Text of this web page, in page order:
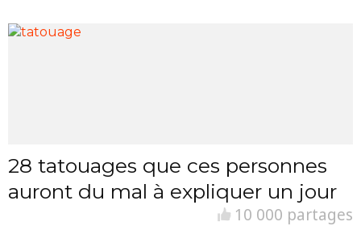
28 tatouages que ces personnes
auront du mal à expliquer un jour
10 000 partages